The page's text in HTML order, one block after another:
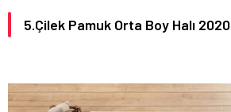
5.Çilek Pamuk Orta Boy Halı 2020